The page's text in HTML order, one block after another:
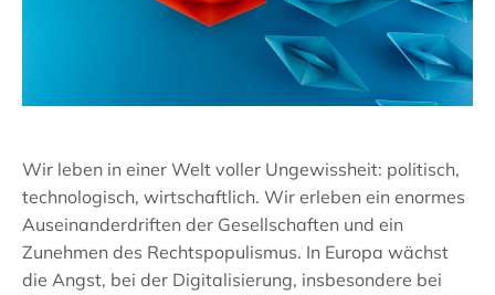
Wir leben in einer Welt voller Ungewissheit: politisch,
technologisch, wirtschaftlich. Wir erleben ein enormes
Auseinanderdriften der Gesellschaften und ein
Zunehmen des Rechtspopulismus. In Europa wächst
die Angst, bei der Digitalisierung, insbesondere bei